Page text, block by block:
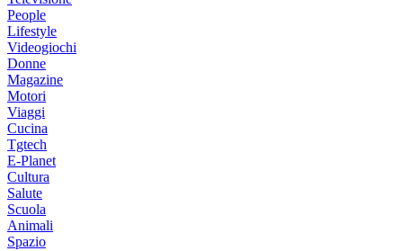
People
Lifestyle
Videogiochi
Donne
Magazine
Motori
Viaggi
Cucina
Tgtech
E-Planet
Cultura
Salute
Scuola
Animali
Spazio